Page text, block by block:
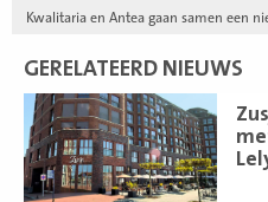
Kwalitaria en Antea gaan samen een
GERELATEERD NIEUWS
Lees
meer